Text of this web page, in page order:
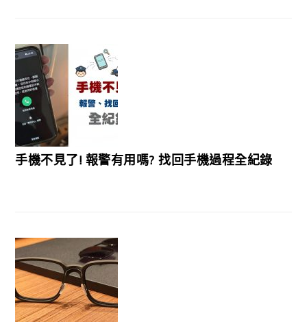
手機不見了! 報警有用嗎? 找回手機過程全紀錄